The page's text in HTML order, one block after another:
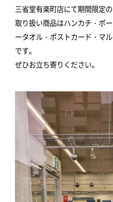
三省堂有楽町店にて期間限定の
取り扱い商品はハンカチ・ポ
ータオル・ポストカード・マ
です。
ぜひお立ち寄りください。